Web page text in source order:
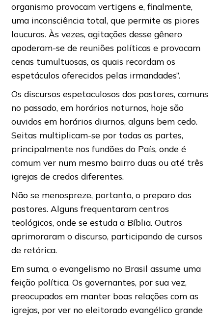
organismo provocam vertigens e, finalmente,
uma inconsciência total, que permite as piores
loucuras. Às vezes, agitações desse gênero
apoderam-se de reuniões políticas e provocam
cenas tumultuosas, as quais recordam os
espetáculos oferecidos pelas irmandades”.
Os discursos espetaculosos dos pastores, comuns
no passado, em horários noturnos, hoje são
ouvidos em horários diurnos, alguns bem cedo.
Seitas multiplicam-se por todas as partes,
principalmente nos fundões do País, onde é
comum ver num mesmo bairro duas ou até três
igrejas de credos diferentes.
Não se menospreze, portanto, o preparo dos
pastores. Alguns frequentaram centros
teológicos, onde se estuda a Bíblia. Outros
aprimoraram o discurso, participando de cursos
de retórica.
Em suma, o evangelismo no Brasil assume uma
feição política. Os governantes, por sua vez,
preocupados em manter boas relações com as
igrejas, por ver no eleitorado evangélico grande